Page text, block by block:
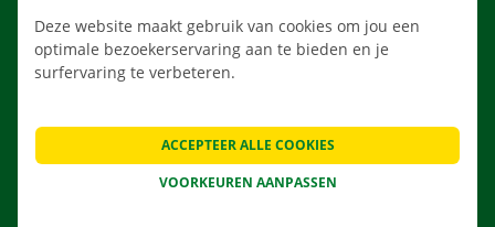
VEELGESTELDE VRAGEN
NIEUWS
Deze website maakt gebruik van cookies om jou een
optimale bezoekerservaring aan te bieden en je
surfervaring te verbeteren.
VOORKEUREN AANPASSEN
ACCEPTEER ALLE COOKIES